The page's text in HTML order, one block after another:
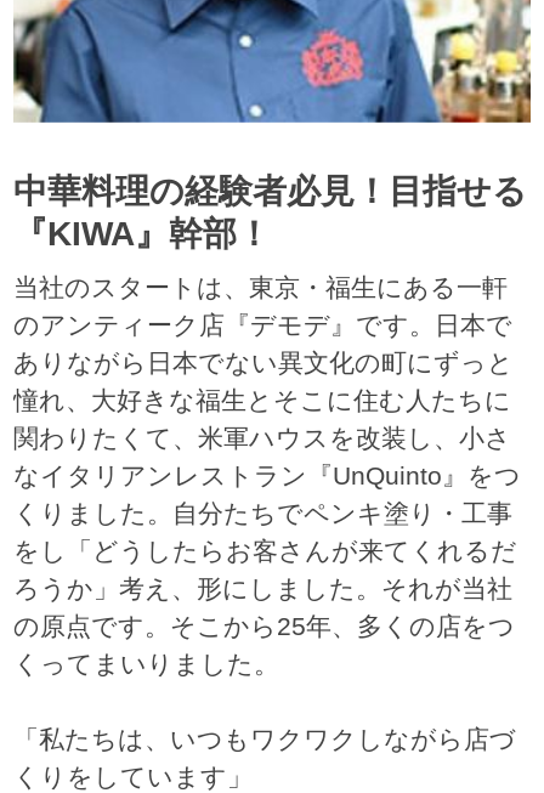
中華料理の経験者必見！目指せる
『KIWA』幹部！
当社のスタートは、東京・福生にある一軒
のアンティーク店『デモデ』です。日本で
ありながら日本でない異文化の町にずっと
憧れ、大好きな福生とそこに住む人たちに
関わりたくて、米軍ハウスを改装し、小さ
なイタリアンレストラン『UnQuinto』をつ
くりました。自分たちでペンキ塗り・工事
をし「どうしたらお客さんが来てくれるだ
ろうか」考え、形にしました。それが当社
の原点です。そこから25年、多くの店をつ
くってまいりました。
「私たちは、いつもワクワクしながら店づ
くりをしています」